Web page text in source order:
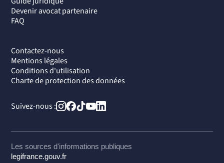
Devenir avocat partenaire
FAQ
Contactez-nous
Mentions légales
Conditions d'utilisation
Charte de protection des données
Suivez-nous :
Les sources d'informations publiques
legifrance.gouv.fr